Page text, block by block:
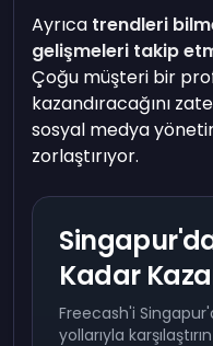
Ayrıca trendleri
gelişmeleri takip
Çoğu müşteri bir
kazandıracağını
sosyal medya
zorlaştırıyor.
Kadar
Freecash'i
yollarıyla karşılaştırın